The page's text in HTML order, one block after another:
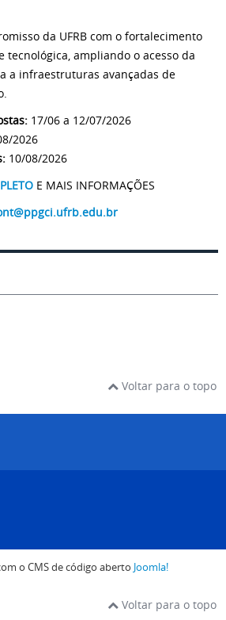
da UFRB com o fortalecimento
tecnológica, ampliando o acesso da
a infraestruturas avançadas de
17/06 a 12/07/2026
2026
10/08/2026
E MAIS INFORMAÇÕES
Voltar para o topo
o CMS de código aberto Joomla!
Voltar para o topo